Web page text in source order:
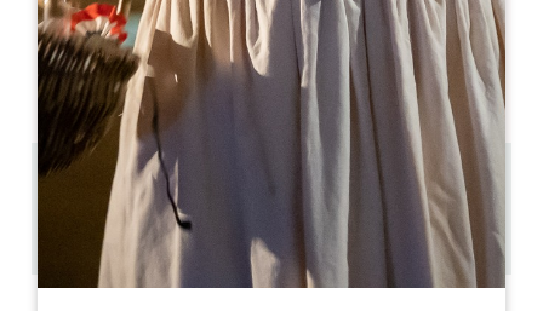
JOURS D'OUVERTURE
L M
AM
J
AM
V
AM
S
AM
PM
0.2 km
1h à 2h30
Copier code GPS